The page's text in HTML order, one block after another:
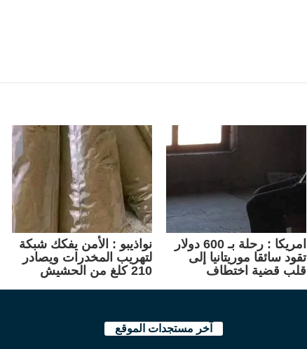
امريكا : رحلة بـ 600 دولار
تقود سائقا موريتانيا إلى
قلب قضية اختطاف
نواذيبو : الأمن يفكك شبكة
لتهريب المخدرات ويصادر
210 كلغ من الحشيش
آخر مستجدات الموقع